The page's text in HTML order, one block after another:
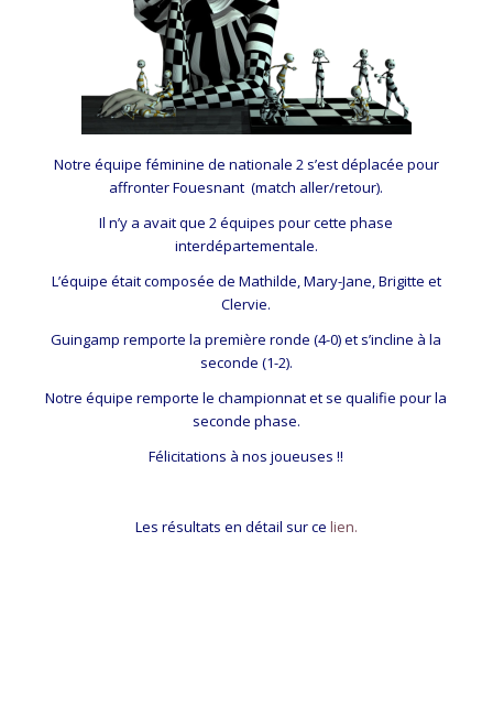
Notre équipe féminine de nationale 2 s’est déplacée pour
affronter Fouesnant (match aller/retour).
Il n’y a avait que 2 équipes pour cette phase
interdépartementale.
L’équipe était composée de Mathilde, Mary-Jane, Brigitte et
Clervie.
Guingamp remporte la première ronde (4-0) et s’incline à la
seconde (1-2).
Notre équipe remporte le championnat et se qualifie pour la
seconde phase.
Félicitations à nos joueuses !!
Les résultats en détail sur ce lien.